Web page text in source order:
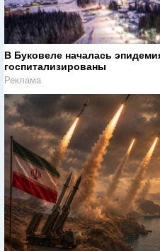
В Буковеле началась
госпитализированы
Реклама